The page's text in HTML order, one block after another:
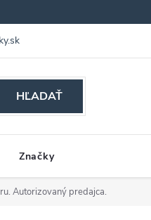
Obchodné podmienky
HĽADAŤ
Značky
Autorizovaný predajca.